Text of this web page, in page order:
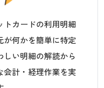
トカードの利用明細
が何かを簡単に特定
い明細の解読から
会計・経理作業を実